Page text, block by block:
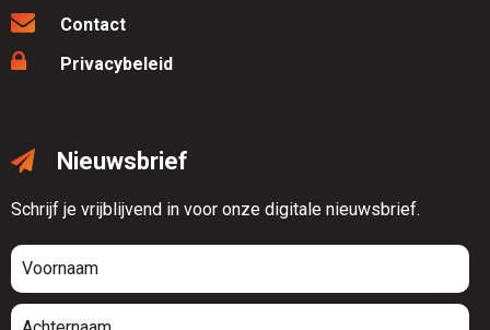
Contact
Privacybeleid
Nieuwsbrief
Schrijf je vrijblijvend in voor onze digitale nieuwsbrief.